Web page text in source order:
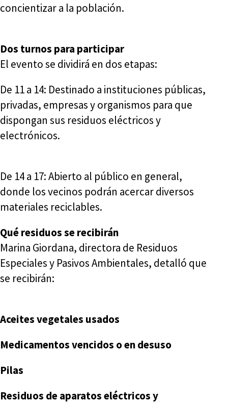
concientizar a la población.
Dos turnos para participar
El evento se dividirá en dos etapas:
De 11 a 14: Destinado a instituciones públicas,
privadas, empresas y organismos para que
dispongan sus residuos eléctricos y
electrónicos.
De 14 a 17: Abierto al público en general,
donde los vecinos podrán acercar diversos
materiales reciclables.
Qué residuos se recibirán
Marina Giordana, directora de Residuos
Especiales y Pasivos Ambientales, detalló que
se recibirán:
Aceites vegetales usados
Medicamentos vencidos o en desuso
Pilas
Residuos de aparatos eléctricos y